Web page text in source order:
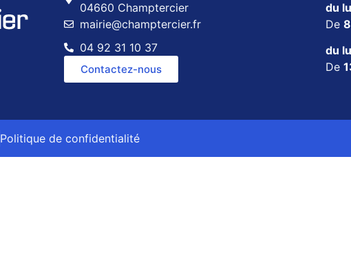
04660 Champtercier
mairie@champtercier.fr
04 92 31 10 37
Contactez-nous
du
De
du
De
Politique de confidentialité